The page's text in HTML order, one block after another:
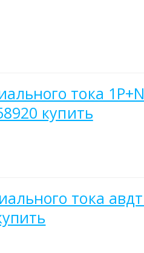
тока
купить
тока авдт